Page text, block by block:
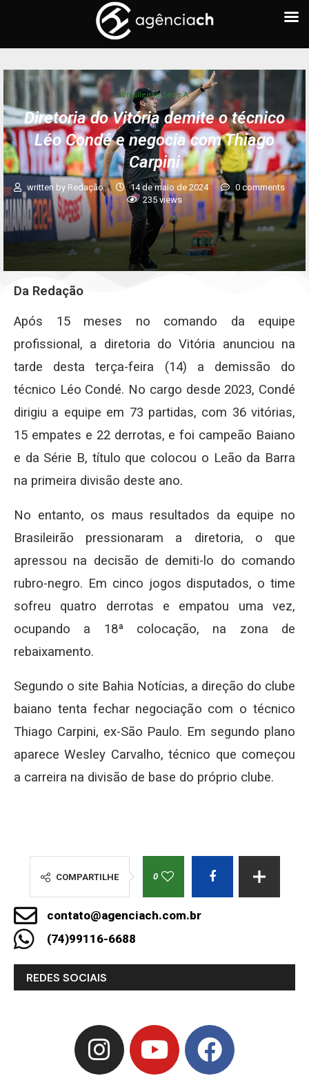
Brasileirão Série A
Diretoria do Vitória demite o técnico
Léo Condé e negocia com Thiago
Carpini
written by Redação 14 de maio de 2024
0 comments
235 views
Da Redação
Após 15 meses no comando da equipe
profissional, a diretoria do Vitória anunciou na
tarde desta terça-feira (14) a demissão do
técnico Léo Condé. No cargo desde 2023, Condé
dirigiu a equipe em 73 partidas, com 36 vitórias,
15 empates e 22 derrotas, e foi campeão Baiano
e da Série B, título que colocou o Leão da Barra
na primeira divisão deste ano.
No entanto, os maus resultados da equipe no
Brasileirão pressionaram a diretoria, o que
apressou na decisão de demiti-lo do comando
rubro-negro. Em cinco jogos disputados, o time
sofreu quatro derrotas e empatou uma vez,
ocupando a 18ª colocação, na zona de
rebaixamento.
Segundo o site Bahia Notícias, a direção do clube
baiano tenta fechar negociação com o técnico
Thiago Carpini, ex-São Paulo. Em segundo plano
aparece Wesley Carvalho, técnico que começou
a carreira na divisão de base do próprio clube.
COMPARTILHE 0
contato@agenciach.com.br
(74)99116-6688
REDES SOCIAIS